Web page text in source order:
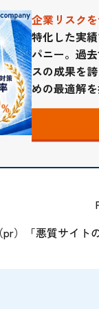
企業リスク
特化した実
パニー。過
スの成果を
めの最適解
pr）「悪質サイト